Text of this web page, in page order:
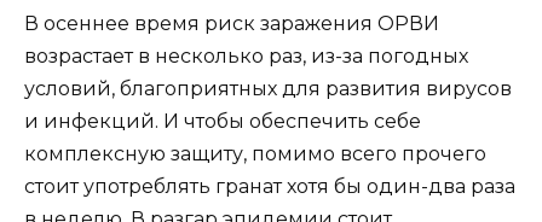
В осеннее время риск заражения ОРВИ
возрастает в несколько раз, из-за погодных
условий, благоприятных для развития вирусов
и инфекций. И чтобы обеспечить себе
комплексную защиту, помимо всего прочего
стоит употреблять гранат хотя бы один-два раза